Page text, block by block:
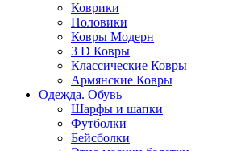
Коврики
Половики
Ковры Модерн
3 D Ковры
Классические Ковры
Армянские Ковры
Одежда. Обувь
Шарфы и шапки
Футболки
Бейсболки